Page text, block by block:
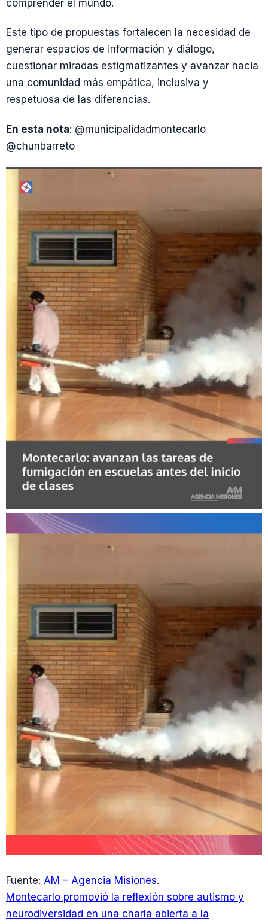
comprender el mundo.
Este tipo de propuestas fortalecen la necesidad de
generar espacios de información y diálogo,
cuestionar miradas estigmatizantes y avanzar hacia
una comunidad más empática, inclusiva y
respetuosa de las diferencias.
En esta nota: @municipalidadmontecarlo
@chunbarreto
Fuente: AM – Agencia Misiones.
Montecarlo promovió la reflexión sobre autismo y
neurodiversidad en una charla abierta a la